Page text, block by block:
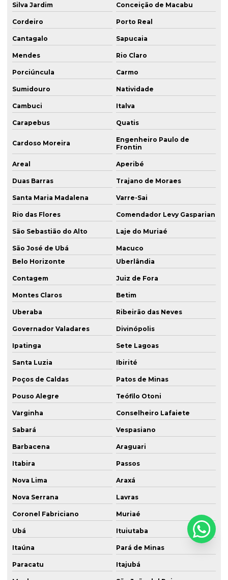
Silva Jardim Conceição de Macabu
Cordeiro Porto Real
Cantagalo Sapucaia
Mendes Rio Claro
Porciúncula Carmo
Sumidouro Natividade
Cambuci Italva
Carapebus Quatis
Cardoso Moreira
Engenheiro Paulo de
Frontin
Areal Aperibé
Duas Barras Trajano de Moraes
Santa Maria Madalena Varre-Sai
Rio das Flores Comendador Levy Gasparian
São Sebastião do Alto Laje do Muriaé
São José de Ubá
Macuco
Belo Horizonte
Uberlândia
Contagem Juiz de Fora
Montes Claros Betim
Uberaba Ribeirão das Neves
Governador Valadares Divinópolis
Ipatinga Sete Lagoas
Santa Luzia Ibirité
Poços de Caldas Patos de Minas
Pouso Alegre Teófilo Otoni
Varginha Conselheiro Lafaiete
Sabará Vespasiano
Barbacena Araguari
Itabira Passos
Nova Lima Araxá
Nova Serrana Lavras
Coronel Fabriciano Muriaé
Ubá Ituiutaba
Itaúna Pará de Minas
Paracatu Itajubá